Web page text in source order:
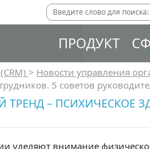
ПРОДУКТ
> Новости управления
5 советов
– ПСИХИЧЕСКОЕ
уделяют внимание